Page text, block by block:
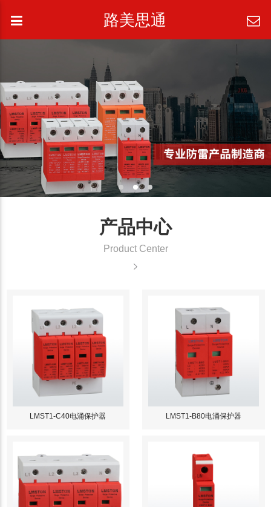
路美思通
产品中心
Product Center
LMST1-C40电涌保护器 LMST1-B80电涌保护器